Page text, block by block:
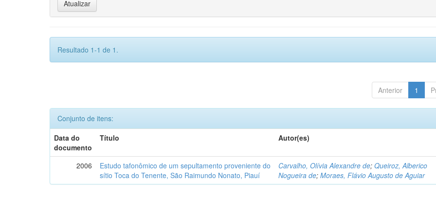
Resultado 1-1 de 1.
Anterior 1
Conjunto de itens:
Data do
documento
Título Autor(es)
2006
Estudo tafonômico de um sepultamento proveniente do
sítio Toca do Tenente, São Raimundo Nonato, Piauí
Carvalho, Olívia Alexandre de;Queiroz, Alberico
Nogueira de;Moraes, Flávio Augusto de Aguiar